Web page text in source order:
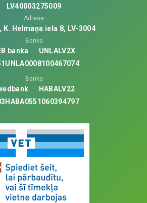
LV40003275009
Adrese
K. Helmaņa iela 8, LV-3004
Banka
banka
UNLALV2X
Banka
HABALV22